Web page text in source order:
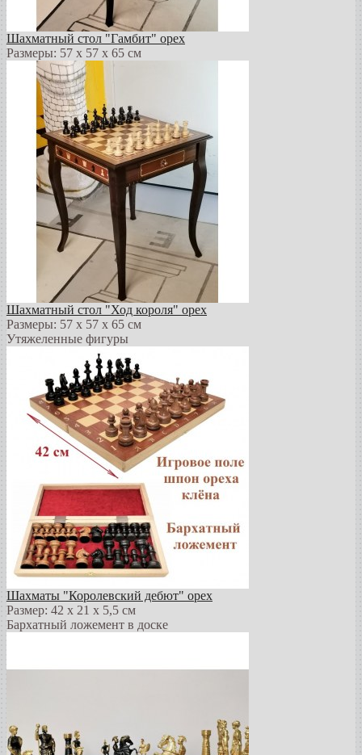
Шахматный стол "Гамбит" орех
Размеры: 57 х 57 х 65 см
Шахматный стол "Ход короля" орех
Размеры: 57 х 57 х 65 см
Утяжеленные фигуры
Шахматы "Королевский дебют" орех
Размер: 42 х 21 х 5,5 см
Бархатный ложемент в доске